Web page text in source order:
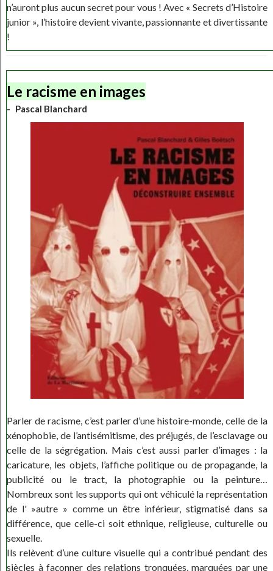
n’auront plus aucun secret pour vous ! Avec « Secrets d’Histoire
junior », l’histoire devient vivante, passionnante et divertissante
!
Le racisme en images
Pascal Blanchard
Parler de racisme, c’est parler d’une histoire-monde, celle de la
xénophobie, de l’antisémitisme, des préjugés, de l’esclavage ou
celle de la ségrégation. Mais c’est aussi parler d’images : la
caricature, les objets, l’affiche politique ou de propagande, la
publicité ou le tract, la photographie ou la peinture…
Nombreux sont les supports qui ont véhiculé la représentation
de l' »autre » comme un être inférieur, stigmatisé dans sa
différence, que celle-ci soit ethnique, religieuse, culturelle ou
sexuelle.
Ils relèvent d’une culture visuelle qui a contribué pendant des
siècles à façonner des relations tronquées, marquées par une